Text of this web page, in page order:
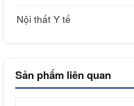
Nội thất Y tế
Sản phẩm liên quan